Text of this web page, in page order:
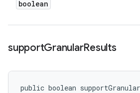
boolean
supportGranularResults
public boolean